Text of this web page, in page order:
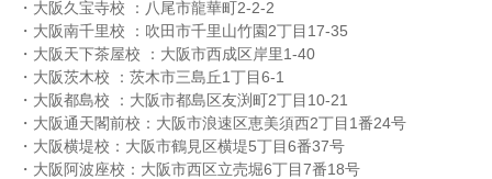
・大阪久宝寺校 ：八尾市龍華町2-2-2
・大阪南千里校 ：吹田市千里山竹園2丁目17-35
・大阪天下茶屋校 ：大阪市西成区岸里1-40
・大阪茨木校 ：茨木市三島丘1丁目6-1
・大阪都島校 ：大阪市都島区友渕町2丁目10-21
・大阪通天閣前校：大阪市浪速区恵美須西2丁目1番24号
・大阪横堤校：大阪市鶴見区横堤5丁目6番37号
・大阪阿波座校：大阪市西区立売堀6丁目7番18号